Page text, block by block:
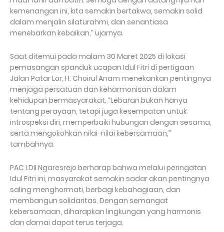
kemenangan ini, kita semakin bertakwa, semakin solid
dalam menjalin silaturahmi, dan senantiasa
menebarkan kebaikan,” ujarnya.
Saat ditemui pada malam 30 Maret 2025 di lokasi
pemasangan spanduk ucapan Idul Fitri di pertigaan
Jalan Patar Lor, H. Choirul Anam menekankan pentingnya
menjaga persatuan dan keharmonisan dalam
kehidupan bermasyarakat. “Lebaran bukan hanya
tentang perayaan, tetapi juga kesempatan untuk
introspeksi diri, memperbaiki hubungan dengan sesama,
serta mengokohkan nilai-nilai kebersamaan,”
tambahnya.
PAC LDII Ngaresrejo berharap bahwa melalui peringatan
Idul Fitri ini, masyarakat semakin sadar akan pentingnya
saling menghormati, berbagi kebahagiaan, dan
membangun solidaritas. Dengan semangat
kebersamaan, diharapkan lingkungan yang harmonis
dan damai dapat terus terjaga.